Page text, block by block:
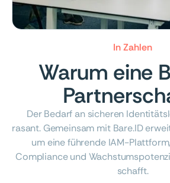
In Zahlen
Warum eine
Der Bedarf an sicheren
rasant. Gemeinsam mit Bare.ID
um eine führende IAM-
Compliance und
schafft.